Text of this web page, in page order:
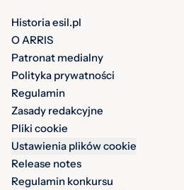
Historia esil.pl
O ARRIS
Patronat medialny
Polityka prywatności
Regulamin
Zasady redakcyjne
Pliki cookie
Ustawienia plików cookie
Release notes
Regulamin konkursu